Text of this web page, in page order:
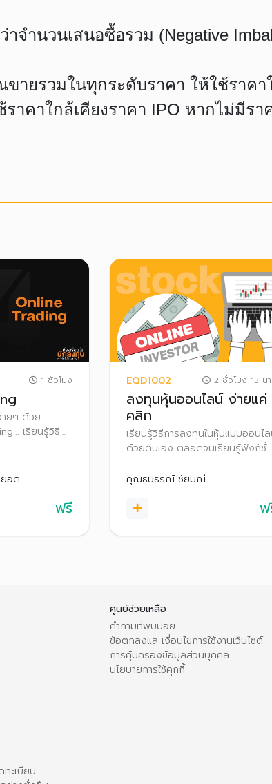
จำนวนเสนอซื้อรวม (Negative
ายรวมในทุกระดับราคา ให้ใช้ราคา
ราคาใกล้เคียงราคา IPO หากไม่มีร
1 ชั่วโมง
ยๆ ด้วย
เรียนรู้วิธี
นตัวช่วยในการ
อด
ฟรี
EQD1002 2 ชั่วโมง 13 น
ลงทุนหุ้นออนไลน์ ง่ายแค่
คลิก
เรียนรู้วิธีการลงทุนในหุ้นแบบออนไ
ด้วยตนเอง ตลอดจนเรียนรู้ฟังก์ชั่
Streaming เพื่อช่วยให้ตัดสินใจ
คุณธนธรณ์ ชัยมณี
ฟ
ะเบียน
ศูนย์ช่วยเหลือ
คำถามที่พบบ่อย
ข้อตกลงและเงื่อนไขการใช้งานเว็บไซต์
การคุ้มครองข้อมูลส่วนบุคคล
นโยบายการใช้คุกกี้